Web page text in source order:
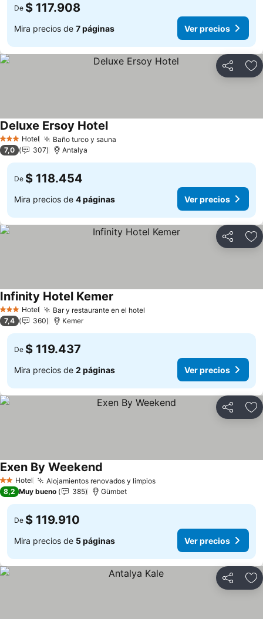
De $ 117.908
Mira precios de 7 páginas Ver precios
Compartir
3 Estrellas
Hotel Baño turco y sauna
Deluxe Ersoy Hotel
7,0 307 Antalya
De $ 118.454
Mira precios de 4 páginas Ver precios
Compartir
3 Estrellas
Hotel Bar y restaurante en el hotel
Infinity Hotel Kemer
7,4 360 Kemer
De $ 119.437
Mira precios de 2 páginas Ver precios
Compartir
2 Estrellas
Hotel Alojamientos renovados y limpios
Exen By Weekend
8,2 Muy bueno 385 Gümbet
De $ 119.910
Mira precios de 5 páginas Ver precios
Compartir